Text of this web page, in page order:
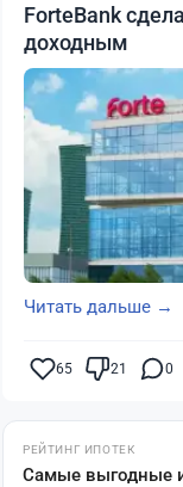
ForteBank
доходным
Читать дальше →
65 21 0
РЕЙТИНГ ИПОТЕК
Самые выгодные